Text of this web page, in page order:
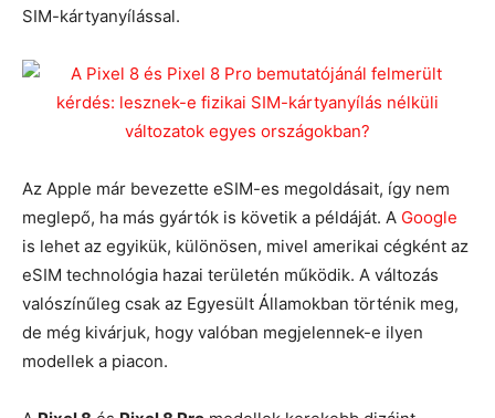
SIM-kártyanyílással.
Az Apple már bevezette eSIM-es megoldásait, így nem
meglepő, ha más gyártók is követik a példáját. A Google
is lehet az egyikük, különösen, mivel amerikai cégként az
eSIM technológia hazai területén működik. A változás
valószínűleg csak az Egyesült Államokban történik meg,
de még kivárjuk, hogy valóban megjelennek-e ilyen
modellek a piacon.